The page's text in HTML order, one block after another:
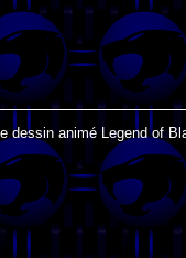
animé Legend of